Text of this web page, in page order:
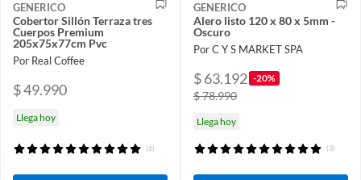
GENERICO
Cobertor Sillón Terraza tres
Cuerpos Premium
205x75x77cm Pvc
Por Real Coffee
$ 49.990
Llega hoy
(6)
GENERICO
Alero listo 120 x 80 x 5mm -
Oscuro
Por C Y S MARKET SPA
$ 63.192 -20%
$ 78.990
Llega hoy
(3)